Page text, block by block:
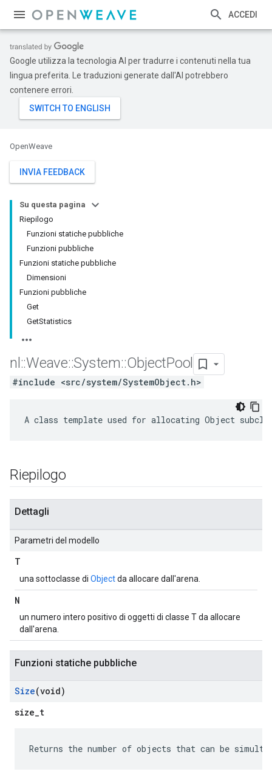
ACCEDI
Google utilizza la tecnologia AI per tradurre i contenuti nella tua
lingua preferita. Le traduzioni generate dall'AI potrebbero
contenere errori.
OpenWeave
INVIA FEEDBACK
Su questa pagina
Riepilogo
Funzioni statiche pubbliche
Funzioni pubbliche
Funzioni statiche pubbliche
Dimensioni
Funzioni pubbliche
Get
GetStatistics
nl ::Weave::System::ObjectPool
#include <src/system/SystemObject.h>
A class template used for allocating Object
Riepilogo
Dettagli
Parametri del modello
T
una sottoclasse di Objectda allocare dall'arena.
N
un numero intero positivo di oggetti di classe T da allocare
dall'arena.
Funzioni statiche pubbliche
Size(void)
size_t
Returns the number of objects that can be